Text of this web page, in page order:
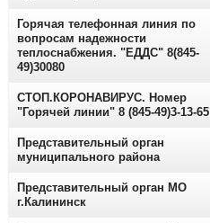
Горячая телефонная линия по
вопросам надежности
теплоснабжения. "ЕДДС" 8(845-
49)30080
СТОП.КОРОНАВИРУС. Номер
"Горячей линии" 8 (845-49)3-13-65
Представительный орган
муниципального района
Представительный орган МО
г.Калининск